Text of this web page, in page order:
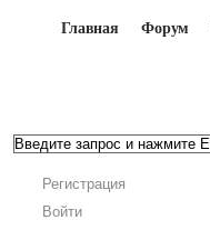
Главная Форум
Регистрация
Войти